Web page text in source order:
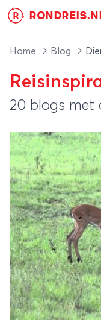
R
Home Blog
20 blogs met